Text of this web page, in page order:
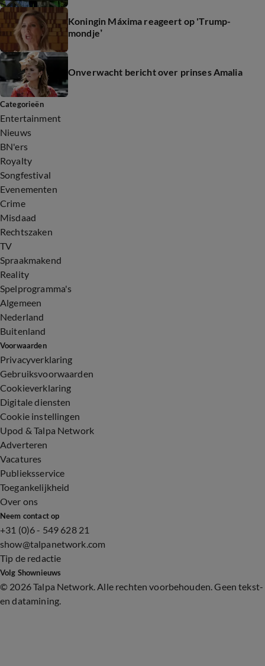
Koningin Máxima reageert op 'Trump-
mondje’
Onverwacht bericht over prinses Amalia
Categorieën
Entertainment
Nieuws
BN'ers
Royalty
Songfestival
Evenementen
Crime
Misdaad
Rechtszaken
TV
Spraakmakend
Reality
Spelprogramma's
Algemeen
Nederland
Buitenland
Voorwaarden
Privacyverklaring
Gebruiksvoorwaarden
Cookieverklaring
Digitale diensten
Cookie instellingen
Upod & Talpa Network
Adverteren
Vacatures
Publieksservice
Toegankelijkheid
Over ons
Neem contact op
+31 (0)6 - 549 628 21
show@talpanetwork.com
Tip de redactie
Volg Shownieuws
© 2026 Talpa Network. Alle rechten voorbehouden. Geen tekst-
en datamining.